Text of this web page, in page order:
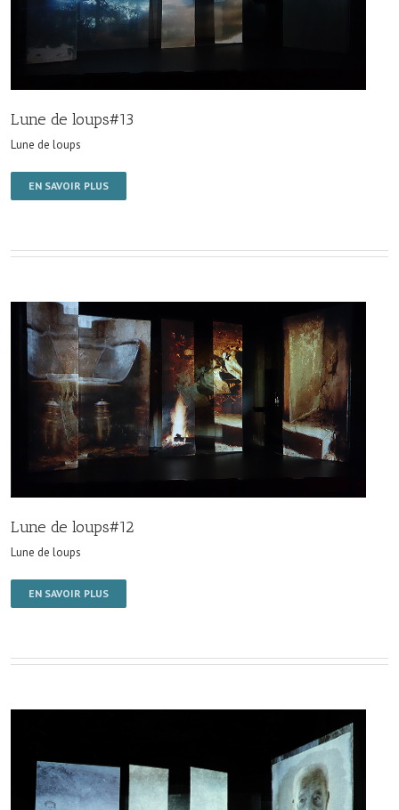
Lune de loups#13
Lune de loups
EN SAVOIR PLUS
Lune de loups#12
Lune de loups
EN SAVOIR PLUS